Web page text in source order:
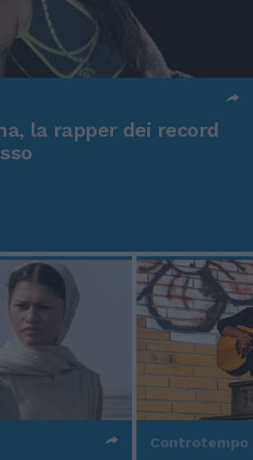
la rapper dei record
Controtempo